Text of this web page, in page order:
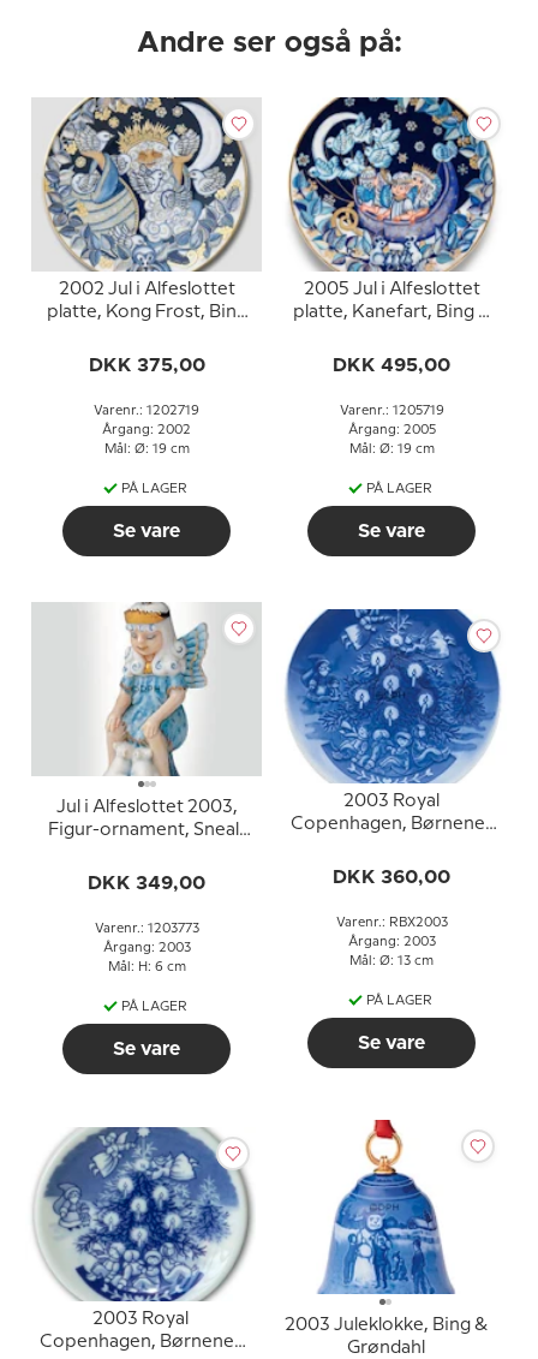
Andre ser også på:
2002 Jul i Alfeslottet
platte, Kong Frost, Bing
DKK 375,00
Varenr.: 1202719
Årgang: 2002
Mål: Ø: 19 cm
PÅ LAGER
Se vare
2005 Jul i Alfeslottet
platte, Kanefart, Bing &
DKK 495,00
Varenr.: 1205719
Årgang: 2005
Mål: Ø: 19 cm
PÅ LAGER
Se vare
Jul i Alfeslottet 2003,
Figur-ornament, Snealf
DKK 349,00
Varenr.: 1203773
Årgang: 2003
Mål: H: 6 cm
PÅ LAGER
Se vare
2003 Royal
Copenhagen, Børnenes
DKK 360,00
Varenr.: RBX2003
Årgang: 2003
Mål: Ø: 13 cm
PÅ LAGER
Se vare
2003 Royal
Copenhagen, Børnenes
2003 Juleklokke, Bing &
Grøndahl